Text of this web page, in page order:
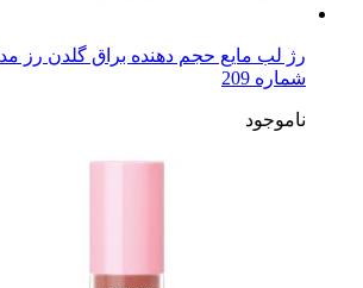
شماره 209
ناموجود